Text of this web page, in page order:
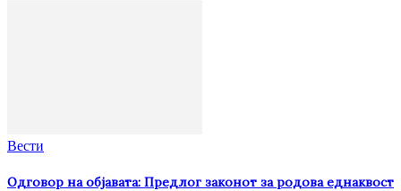
Вести
Одговор на објавата: Предлог законот за родова еднаквост